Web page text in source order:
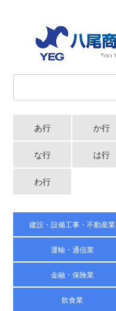
あ行 か行
な行 は行
わ行
建設・設備工事・不動産業
運輸・通信業
金融・保険業
飲食業